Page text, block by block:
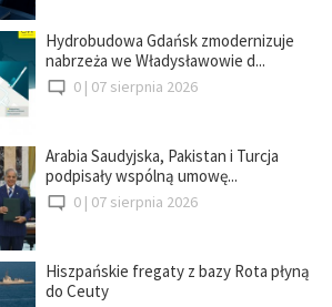
Hydrobudowa Gdańsk zmodernizuje
nabrzeża we Władysławowie d...
0 | 07 sierpnia 2026
Arabia Saudyjska, Pakistan i Turcja
podpisały wspólną umowę...
0 | 07 sierpnia 2026
Hiszpańskie fregaty z bazy Rota płyną
do Ceuty